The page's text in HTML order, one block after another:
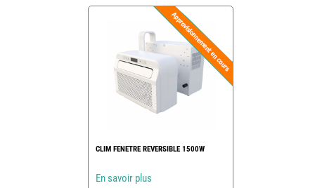
CLIM FENETRE REVERSIBLE 1500W
En savoir plus